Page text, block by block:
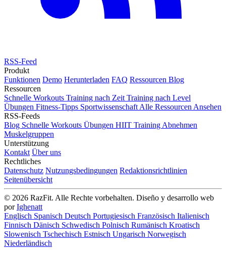
RSS-Feed
Produkt
Funktionen Demo Herunterladen FAQ Ressourcen Blog
Ressourcen
Schnelle Workouts Training nach Zeit Training nach Level
Übungen Fitness-Tipps Sportwissenschaft Alle Ressourcen Ansehen
RSS-Feeds
Blog Schnelle Workouts Übungen HIIT Training Abnehmen
Muskelgruppen
Unterstützung
Kontakt Über uns
Rechtliches
Datenschutz Nutzungsbedingungen Redaktionsrichtlinien
Seitenübersicht
© 2026 RazFit. Alle Rechte vorbehalten. Diseño y desarrollo web
porIghenatt
Englisch Spanisch Deutsch Portugiesisch Französisch Italienisch
Finnisch Dänisch Schwedisch Polnisch Rumänisch Kroatisch
Slowenisch Tschechisch Estnisch Ungarisch Norwegisch
Niederländisch